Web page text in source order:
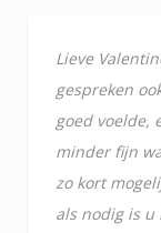
Lieve
gespreken
goed voelde,
minder fijn
zo kort
als nodig is u